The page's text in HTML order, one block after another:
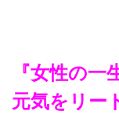
『女性の
元気をリー